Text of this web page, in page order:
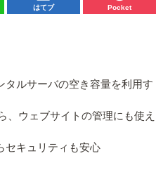
はてブ Pocket
タルサーバの空き容量を利用す
、ウェブサイトの管理にも使え
セキュリティも安心